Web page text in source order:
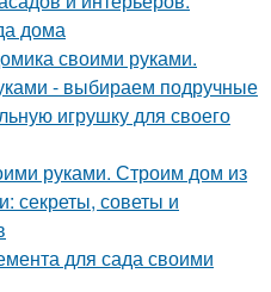
дома
своими руками.
- выбираем подручные
игрушку для своего
руками. Строим дом из
секреты, советы и
для сада своими